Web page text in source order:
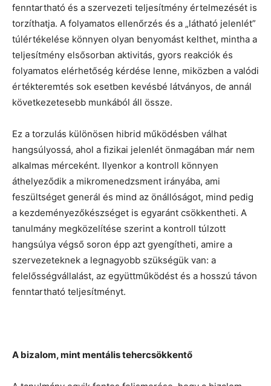
fenntartható és a szervezeti teljesítmény értelmezését is
torzíthatja. A folyamatos ellenőrzés és a „látható jelenlét”
túlértékelése könnyen olyan benyomást kelthet, mintha a
teljesítmény elsősorban aktivitás, gyors reakciók és
folyamatos elérhetőség kérdése lenne, miközben a valódi
értékteremtés sok esetben kevésbé látványos, de annál
következetesebb munkából áll össze.
Ez a torzulás különösen hibrid működésben válhat
hangsúlyossá, ahol a fizikai jelenlét önmagában már nem
alkalmas mérceként. Ilyenkor a kontroll könnyen
áthelyeződik a mikromenedzsment irányába, ami
feszültséget generál és mind az önállóságot, mind pedig
a kezdeményezőkészséget is egyaránt csökkentheti. A
tanulmány megközelítése szerint a kontroll túlzott
hangsúlya végső soron épp azt gyengítheti, amire a
szervezeteknek a legnagyobb szükségük van: a
felelősségvállalást, az együttműködést és a hosszú távon
fenntartható teljesítményt.
A bizalom, mint mentális tehercsökkentő